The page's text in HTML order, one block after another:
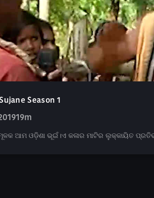
Season 1
19m
ଆମ ଓଡ଼ିଶା ଭୂଇଁ।ଏ କଳାର ମାଟିର ଲୁକ୍କାୟିତ